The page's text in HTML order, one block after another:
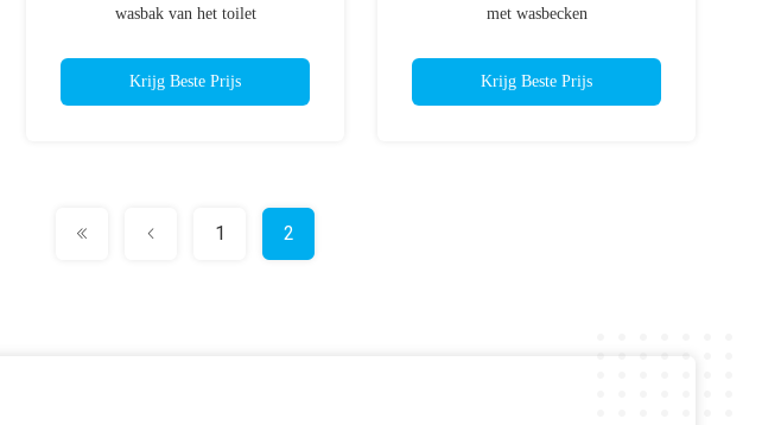
wasbak van het toilet
Krijg Beste Prijs
met wasbecken
Krijg Beste Prijs
1 2